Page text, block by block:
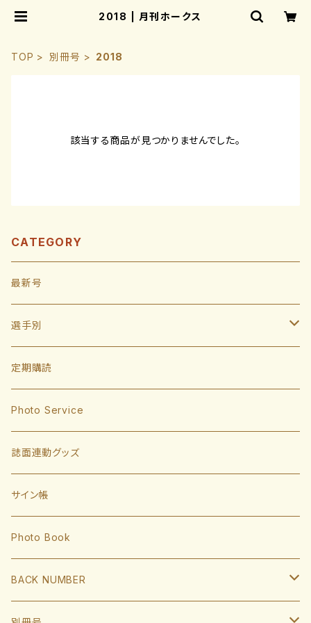
2018 | 月刊ホークス
TOP 別冊号 2018
該当する商品が見つかりませんでした。
CATEGORY
最新号
選手別
投手
東浜巨
有原航平
捕手
甲斐拓也
海野隆司
内野手
川瀬晃
山川穂高
外野手
近藤健介
中村晃
監督・コーチ
小久保裕紀監督
斉藤和巳
定期購読
Photo Service
誌面連動グッズ
サイン帳
Photo Book
BACK NUMBER